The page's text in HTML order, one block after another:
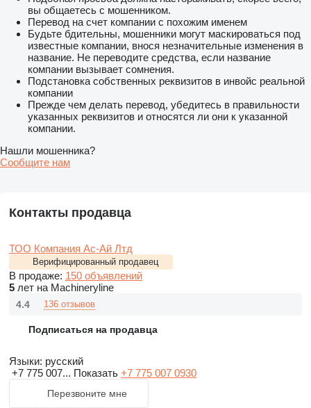
вы общаетесь с мошенником.
Перевод на счет компании с похожим именем
Будьте бдительны, мошенники могут маскироваться под
известные компании, внося незначительные изменения в
название. Не переводите средства, если название
компании вызывает сомнения.
Подстановка собственных реквизитов в инвойс реальной
компании
Прежде чем делать перевод, убедитесь в правильности
указанных реквизитов и относятся ли они к указанной
компании.
Нашли мошенника?
Сообщите нам
Контакты продавца
ТОО Компания Ас-Ай Лтд
Верифицированный продавец
В продаже: 150 объявлений
5 лет на Machineryline
4.4 136 отзывов
Подписаться на продавца
Языки: русский
+7 775 007... Показать +7 775 007 0930
Перезвоните мне